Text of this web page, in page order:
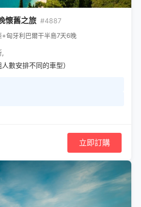
懷舊之旅 #4887
匈牙利巴爾干半島7天6晚
,
數安排不同的車型）
立即訂購